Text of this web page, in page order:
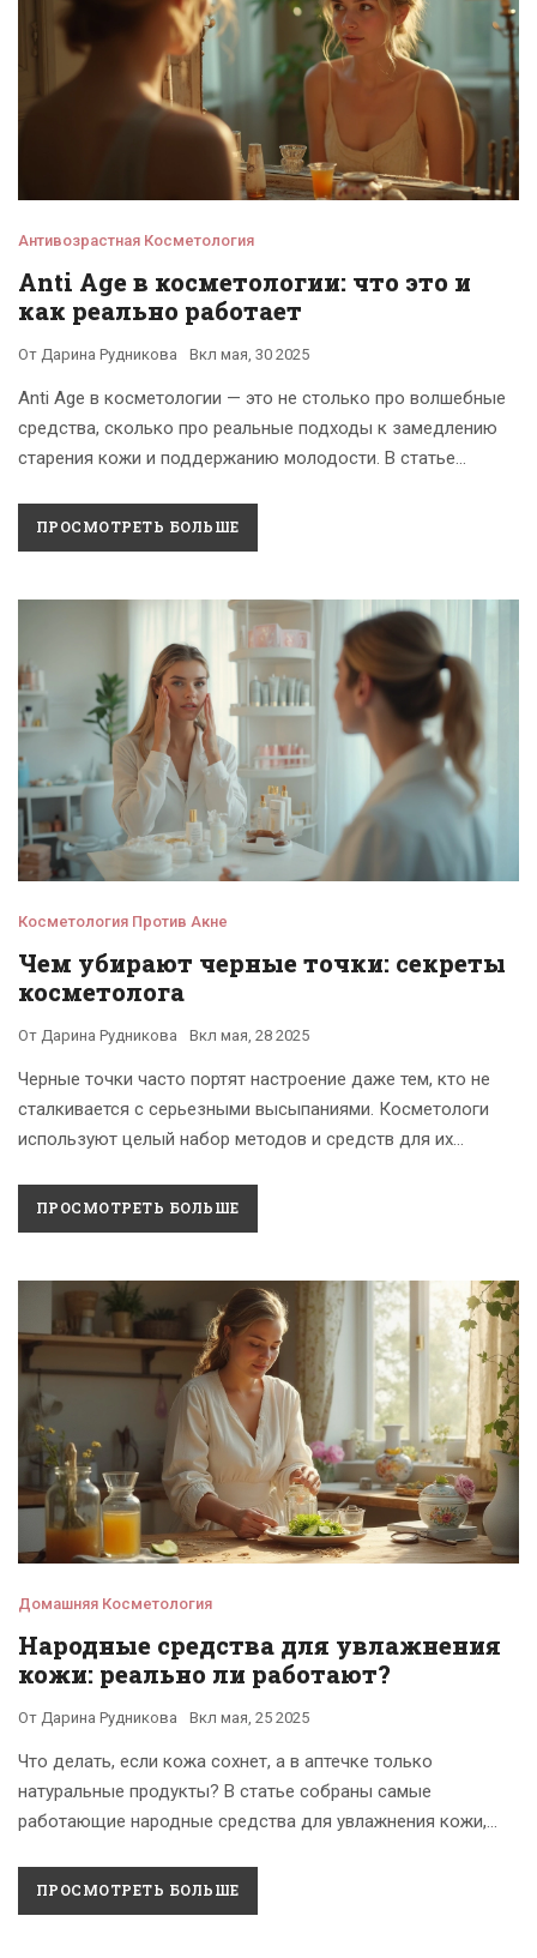
Антивозрастная Косметология
Anti Age в косметологии: что это и
как реально работает
От Дарина Рудникова Вкл мая, 30 2025
Anti Age в косметологии — это не столько про волшебные
средства, сколько про реальные подходы к замедлению
старения кожи и поддержанию молодости. В статье
косметологи, на что действительно стоит обращать
внимание при уходе за кожей и почему не все популярные
антивозрастного ухода, мифах и реально работающих
советах. Всё по существу и без сложных терминов.
ПРОСМОТРЕТЬ БОЛЬШЕ
Косметология Против Акне
Чем убирают черные точки: секреты
косметолога
От Дарина Рудникова Вкл мая, 28 2025
Черные точки часто портят настроение даже тем, кто не
сталкивается с серьезными высыпаниями. Косметологи
используют целый набор методов и средств для их
способы из кабинета специалиста, объяснения, почему
одни методы работают лучше других, и советы для
кожей, чтобы меньше обращать внимание на камедоны.
Всё просто, честно и без ненужной романтики.
ПРОСМОТРЕТЬ БОЛЬШЕ
Домашняя Косметология
Народные средства для увлажнения
кожи: реально ли работают?
От Дарина Рудникова Вкл мая, 25 2025
Что делать, если кожа сохнет, а в аптечке только
натуральные продукты? В статье собраны самые
работающие народные средства для увлажнения кожи,
Разберём, почему обычный огурец выполняет роль крема
ничуть не хуже, а овсянка спасает от сухости и стянутости.
ПРОСМОТРЕТЬ БОЛЬШЕ